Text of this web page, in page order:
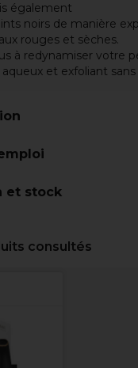
également
noirs de manière
rouges et sèches.
à redynamiser votre
et exfoliant sans
et stock
consultés